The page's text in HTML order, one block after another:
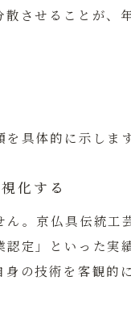
させることが、
具体的に示します
化する
。京仏具伝統工
定」といった実
の技術を客観的